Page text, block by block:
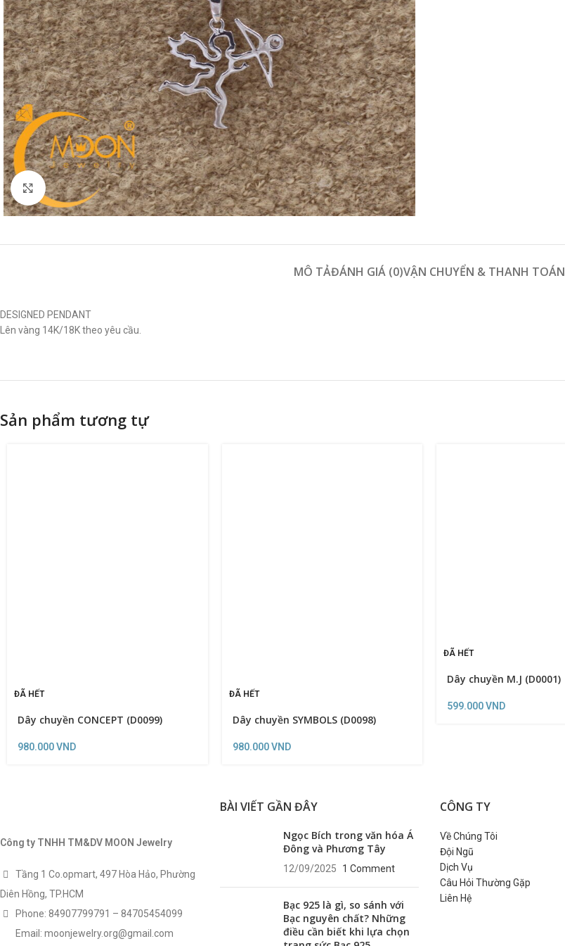
Click to enlarge
MÔ TẢĐÁNH GIÁ (0)VẬN CHUYỂN & THANH TOÁN
DESIGNED PENDANT
Lên vàng 14K/18K theo yêu cầu.
Sản phẩm tương tự
ĐÃ HẾT
Dây chuyền CONCEPT (D0099)
980.000VND
ĐÃ HẾT
Dây chuyền SYMBOLS (D0098)
980.000VND
ĐÃ HẾT
Dây chuyền M.J (D0001)
599.000VND
Công ty TNHH TM&DV MOON Jewelry
Tầng 1 Co.opmart, 497 Hòa Hảo, Phường
Diên Hồng, TP.HCM
Phone: 84907799791 – 84705454099
Email: moonjewelry.org@gmail.com
BÀI VIẾT GẦN ĐÂY
Ngọc Bích trong văn hóa Á
Đông và Phương Tây
12/09/2025 1 Comment
Bạc 925 là gì, so sánh với
Bạc nguyên chất? Những
điều cần biết khi lựa chọn
CÔNG TY
Về Chúng Tôi
Đội Ngũ
Dịch Vụ
Câu Hỏi Thường Gặp
Liên Hệ